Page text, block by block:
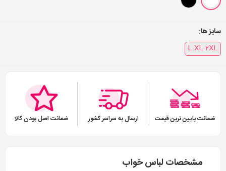
سایز ها:
L-XL-2XL
ضمانت پایین ترین قیمت ارسال به سراسر کشور ضمانت اصل بودن کالا
مشخصات لباس خواب